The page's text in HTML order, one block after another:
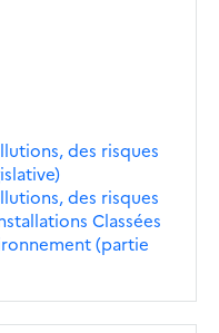
des risques
des risques
Classées
(partie